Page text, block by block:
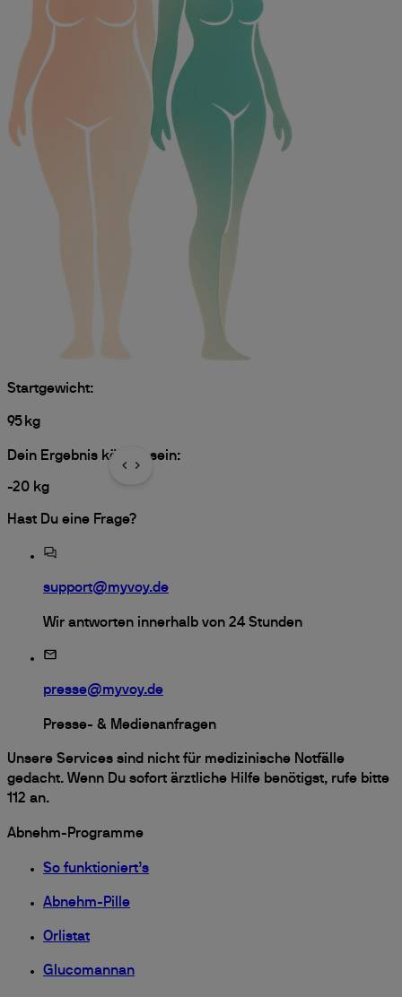
Startgewicht:
95kg
Dein Ergebnis könnte sein:
-20 kg
Hast Du eine Frage?
support@myvoy.de
Wir antworten innerhalb von 24 Stunden
presse@myvoy.de
Presse- & Medienanfragen
Unsere Services sind nicht für medizinische Notfälle
gedacht. Wenn Du sofort ärztliche Hilfe benötigst, rufe bitte
112 an.
Abnehm-Programme
So funktioniert’s
Abnehm-Pille
Orlistat
Glucomannan